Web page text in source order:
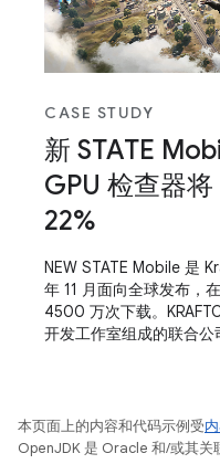
CASE STUDY
新 STATE
GPU 检查器
22%
NEW STATE Mobile 是
年 11 月面向全球发布，
4500 万次下载。
开发工作室组成的联合公
本页面上的内容和代码示例受
OpenJDK 是 Oracle 和/或其关